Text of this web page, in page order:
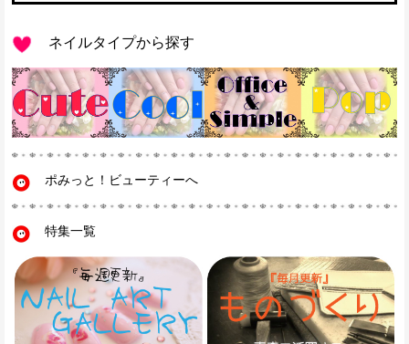
ネイルタイプから探す
ポみっと！ビューティーへ
特集一覧